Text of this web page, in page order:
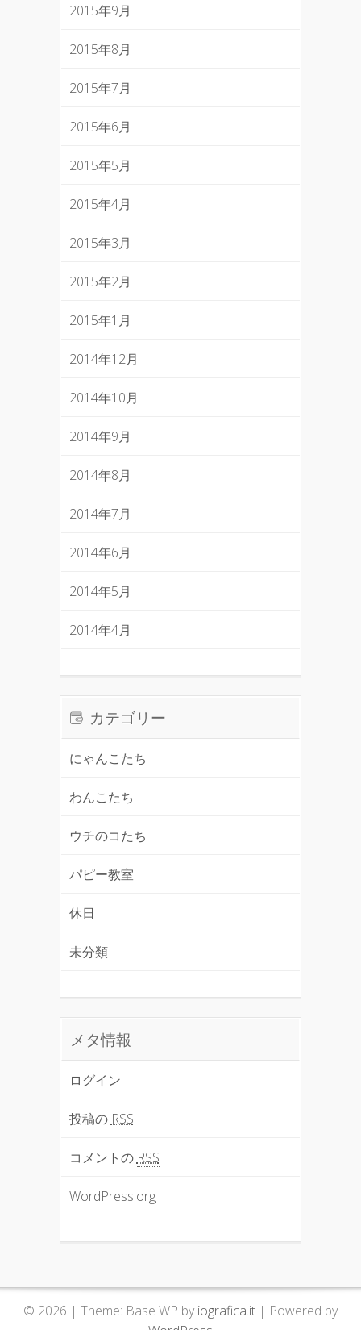
2015年9月
2015年8月
2015年7月
2015年6月
2015年5月
2015年4月
2015年3月
2015年2月
2015年1月
2014年12月
2014年10月
2014年9月
2014年8月
2014年7月
2014年6月
2014年5月
2014年4月
カテゴリー
にゃんこたち
わんこたち
ウチのコたち
パピー教室
休日
未分類
メタ情報
ログイン
投稿の RSS
コメントの RSS
WordPress.org
© 2026 | Theme: Base WP byiografica.it | Powered by